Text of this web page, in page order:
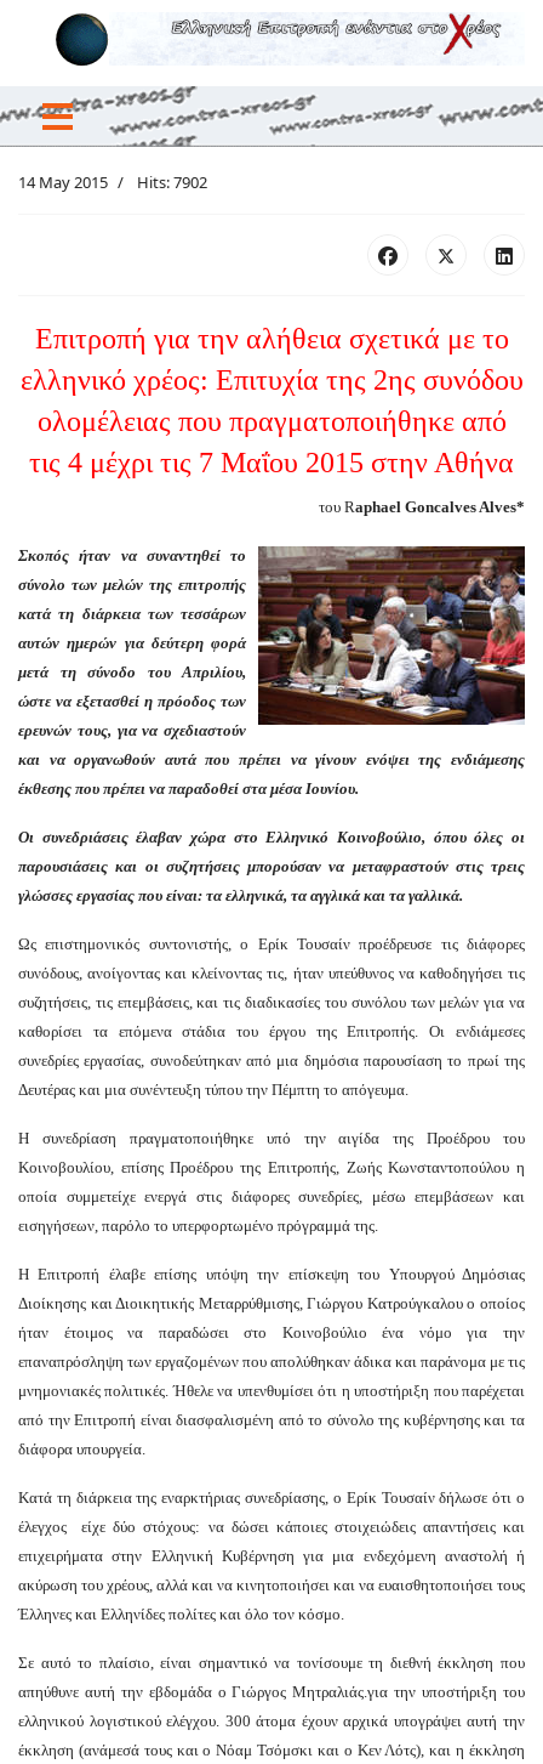
14 May 2015 Hits: 7902
Επιτροπή για την αλήθεια σχετικά με το
ελληνικό χρέος: Επιτυχία της 2ης συνόδου
ολομέλειας που πραγματοποιήθηκε από
τις 4 μέχρι τις 7 Μαΐου 2015 στην Αθήνα
του Raphael Goncalves Alves*
Σκοπός ήταν να συναντηθεί το
σύνολο των μελών της επιτροπής
κατά τη διάρκεια των τεσσάρων
αυτών ημερών για δεύτερη φορά
μετά τη σύνοδο του Απριλίου,
ώστε να εξετασθεί η πρόοδος των
ερευνών τους, για να σχεδιαστούν
και να οργανωθούν αυτά που πρέπει να γίνουν ενόψει της ενδιάμεσης
έκθεσης που πρέπει να παραδοθεί στα μέσα Ιουνίου.
Οι συνεδριάσεις έλαβαν χώρα στο Ελληνικό Κοινοβούλιο, όπου όλες οι
παρουσιάσεις και οι συζητήσεις μπορούσαν να μεταφραστούν στις τρεις
γλώσσες εργασίας που είναι: τα ελληνικά, τα αγγλικά και τα γαλλικά.
Ως επιστημονικός συντονιστής, ο Ερίκ Τουσαίν προέδρευσε τις διάφορες
συνόδους, ανοίγοντας και κλείνοντας τις, ήταν υπεύθυνος να καθοδηγήσει τις
συζητήσεις, τις επεμβάσεις, και τις διαδικασίες του συνόλου των μελών για να
καθορίσει τα επόμενα στάδια του έργου της Επιτροπής. Οι ενδιάμεσες
συνεδρίες εργασίας, συνοδεύτηκαν από μια δημόσια παρουσίαση το πρωί της
Δευτέρας και μια συνέντευξη τύπου την Πέμπτη το απόγευμα.
Η συνεδρίαση πραγματοποιήθηκε υπό την αιγίδα της Προέδρου του
Κοινοβουλίου, επίσης Προέδρου της Επιτροπής, Ζωής Κωνσταντοπούλου η
οποία συμμετείχε ενεργά στις διάφορες συνεδρίες, μέσω επεμβάσεων και
εισηγήσεων, παρόλο το υπερφορτωμένο πρόγραμμά της.
Η Επιτροπή έλαβε επίσης υπόψη την επίσκεψη του Υπουργού Δημόσιας
Διοίκησης και Διοικητικής Μεταρρύθμισης, Γιώργου Κατρούγκαλου ο οποίος
ήταν έτοιμος να παραδώσει στο Κοινοβούλιο ένα νόμο για την
επαναπρόσληψη των εργαζομένων που απολύθηκαν άδικα και παράνομα με τις
μνημονιακές πολιτικές. Ήθελε να υπενθυμίσει ότι η υποστήριξη που παρέχεται
από την Επιτροπή είναι διασφαλισμένη από το σύνολο της κυβέρνησης και τα
διάφορα υπουργεία.
Κατά τη διάρκεια της εναρκτήριας συνεδρίασης, ο Ερίκ Τουσαίν δήλωσε ότι ο
έλεγχος είχε δύο στόχους: να δώσει κάποιες στοιχειώδεις απαντήσεις και
επιχειρήματα στην Ελληνική Κυβέρνηση για μια ενδεχόμενη αναστολή ή
ακύρωση του χρέους, αλλά και να κινητοποιήσει και να ευαισθητοποιήσει τους
Έλληνες και Ελληνίδες πολίτες και όλο τον κόσμο.
Σε αυτό το πλαίσιο, είναι σημαντικό να τονίσουμε τη διεθνή έκκληση που
απηύθυνε αυτή την εβδομάδα ο Γιώργος Μητραλιάς.για την υποστήριξη του
ελληνικού λογιστικού ελέγχου. 300 άτομα έχουν αρχικά υπογράψει αυτή την
έκκληση (ανάμεσά τους και ο Νόαμ Τσόμσκι και ο Κεν Λότς), και η έκκληση